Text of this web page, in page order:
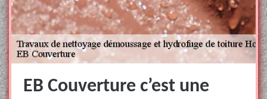
EB Couverture c’est une